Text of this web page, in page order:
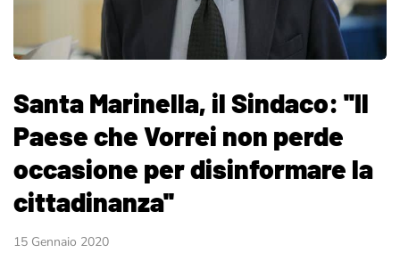
Santa Marinella, il Sindaco: ''Il
Paese che Vorrei non perde
occasione per disinformare la
cittadinanza''
15 Gennaio 2020